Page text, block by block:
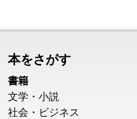
本をさがす
書籍
文学・小説
社会・ビジネス